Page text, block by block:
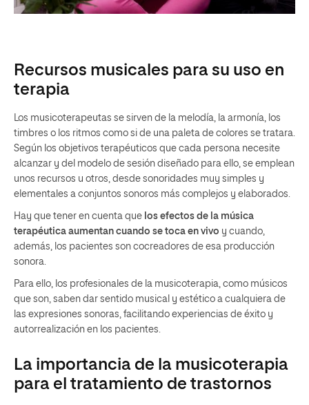
Recursos musicales para su uso en
terapia
Los musicoterapeutas se sirven de la melodía, la armonía, los
timbres o los ritmos como si de una paleta de colores se tratara.
Según los objetivos terapéuticos que cada persona necesite
alcanzar y del modelo de sesión diseñado para ello, se emplean
unos recursos u otros, desde sonoridades muy simples y
elementales a conjuntos sonoros más complejos y elaborados.
Hay que tener en cuenta que los efectos de la música
terapéutica aumentan cuando se toca en vivo y cuando,
además, los pacientes son cocreadores de esa producción
sonora.
Para ello, los profesionales de la musicoterapia, como músicos
que son, saben dar sentido musical y estético a cualquiera de
las expresiones sonoras, facilitando experiencias de éxito y
autorrealización en los pacientes.
La importancia de la musicoterapia
para el tratamiento de trastornos